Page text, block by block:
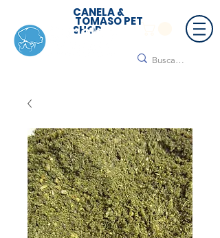
CANELA &
TOMASO PET
SHOP